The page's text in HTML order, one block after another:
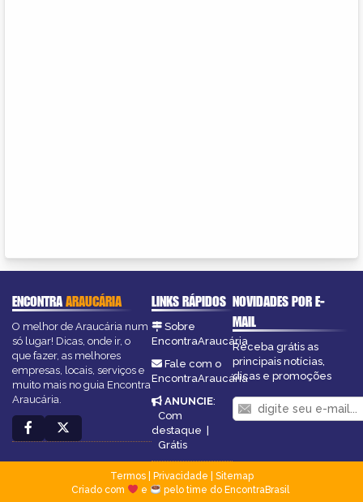
ENCONTRAARAUCÁRIA
O melhor de Araucária num
só lugar! Dicas, onde ir, o
que fazer, as melhores
empresas, locais, serviços e
muito mais no guia Encontra
Araucária.
LINKS RÁPIDOS
Sobre
EncontraAraucária
Fale com o
EncontraAraucária
ANUNCIE:
Com
destaque
Grátis
NOVIDADES POR E-
MAIL
Receba grátis as
principais notícias,
dicas e promoções
Termos| Privacidade
Sitemap
Criado com
e pelo time do EncontraBrasil